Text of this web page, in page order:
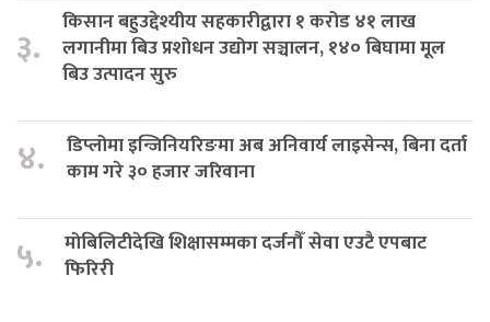
३.
किसान बहुउद्देश्यीय सहकारीद्वारा १ करोड ४१ लाख
लगानीमा बिउ प्रशोधन उद्योग सञ्चालन, १४० बिघामा मूल
बिउ उत्पादन सुरु
४.
डिप्लोमा इन्जिनियरिङमा अब अनिवार्य लाइसेन्स, बिना दर्ता
काम गरे ३० हजार जरिवाना
५.
मोबिलिटीदेखि शिक्षासम्मका दर्जनौँ सेवा एउटै एपबाट
फिरिरी